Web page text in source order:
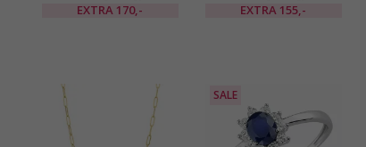
- OCEANA
EXTRA 170,-
- OCEANA
EXTRA 155,-
SALE